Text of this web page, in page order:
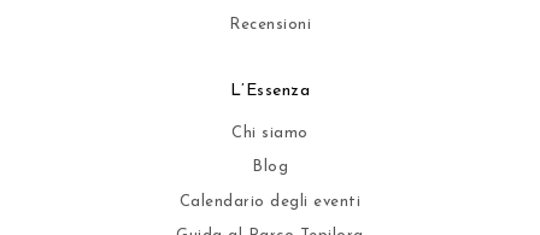
Recensioni
L’Essenza
Chi siamo
Blog
Calendario degli eventi